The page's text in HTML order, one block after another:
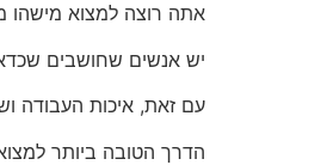
אתה רוצה למצוא מישהו
יש אנשים שחושבים
עם זאת, איכות העבודה
הדרך הטובה ביותר